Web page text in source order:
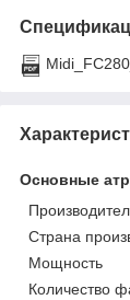
Основные
Страна
Мощность
Количество